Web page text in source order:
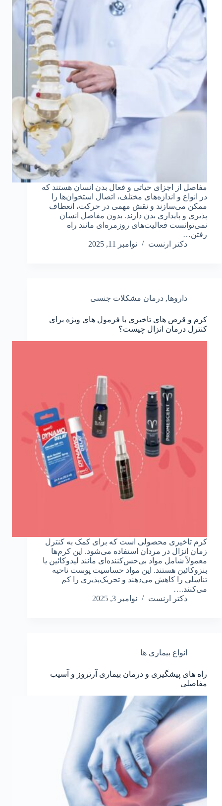
مفاصل از اجزای حیاتی و فعال بدن انسان هستند که
در انواع و اندازه‌های مختلف، اتصال استخوان‌ها را
ممکن می‌سازند و نقش مهمی در حرکت، انعطاف‌
پذیری و پایداری بدن دارند. بدون مفاصل انسان
نمی‌توانست فعالیت‌های روزمره‌ای مانند راه
رفتن…
دکتر ارنست
نوامبر 11, 2025
داروها, درمان مشکلات جنسی
کرم و قرص های تاخیری با فرمول های ویژه برای
کنترل درمان انزال چیست؟
کرم تاخیری محصولی است که برای کمک به کنترل
زمان انزال در مردان استفاده می‌شود. این کرم‌ها
معمولاً شامل مواد بی‌حس‌کننده‌ای مانند لیدوکائین یا
بنزوکائین هستند. این مواد حساسیت پوست ناحیه
تناسلی را کاهش می‌دهند و تحریک‌پذیری را کم
می‌کنند.…
دکتر ارنست
نوامبر 3, 2025
انواع بیماری ها
راه های پیشگیری و درمان بیماری آرتروز و آسیب
مفاصلی